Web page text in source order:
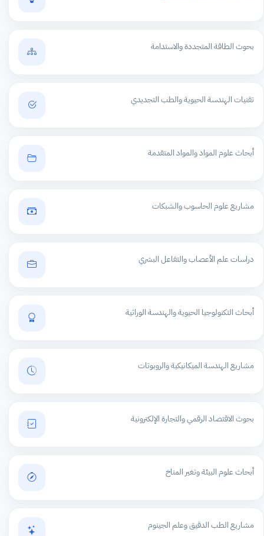
بحوث الطاقة المتجددة والاستدامة
تقنيات الهندسة الحيوية والطب التجديدي
أبحاث علوم المواد والمواد المتقدمة
مشاريع علوم الحاسوب والشبكات
دراسات علم الأعصاب والتفاعل البشري
أبحاث التكنولوجيا الحيوية والهندسة الوراثية
مشاريع الهندسة الميكانيكية والروبوتات
بحوث الاقتصاد الرقمي والتجارة الإلكترونية
أبحاث علوم البيئة وتغير المناخ
مشاريع الطب الدقيق وعلم الجينوم